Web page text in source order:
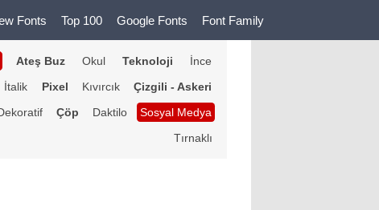
Fonts Top 100 Google Fonts Font Family
Ateş Buz Okul Teknoloji
İnce
İtalik Pixel Kıvırcık
Çizgili - Askeri
Çöp Daktilo
Sosyal Medya
Tırnaklı